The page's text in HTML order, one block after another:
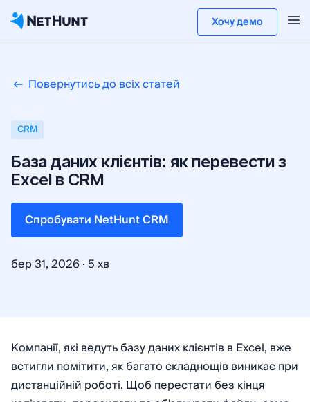
Хочу демо
Повернутись до всіх статей
CRM
База даних клієнтів: як перевести з
Excel в CRM
Cпробувати NetHunt CRM
бер 31, 2026 ·5 хв
Компанії, які ведуть базу даних клієнтів в Excel, вже
встигли помітити, як багато складнощів виникає при
дистанційній роботі. Щоб перестати без кінця